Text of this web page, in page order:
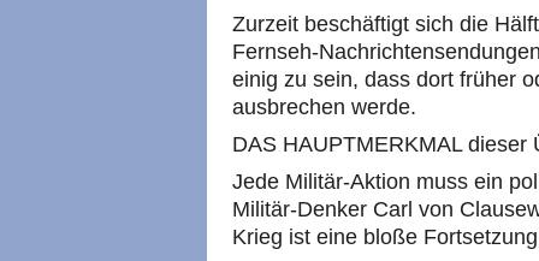
Zurzeit beschäftigt sich die
Fernseh-
einig zu sein, dass dort früher
ausbrechen werde.
DAS HAUPTMERKMAL
Jede Militär-Aktion muss ein
Militär-Denker Carl von
Krieg ist eine bloße